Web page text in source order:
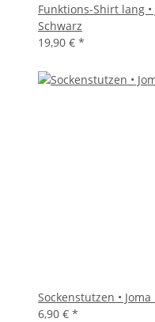
Funktions-Shirt lang •
Schwarz
19,90 € *
Sockenstutzen • Joma
6,90 € *